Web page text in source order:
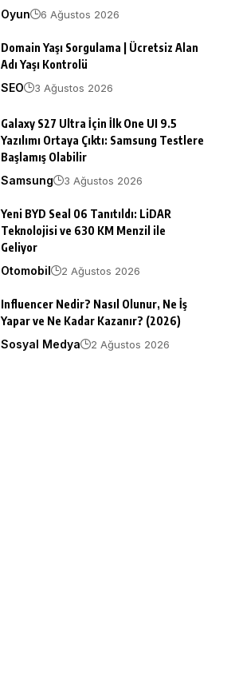
Oyun
6 Ağustos 2026
Domain Yaşı Sorgulama | Ücretsiz Alan
Adı Yaşı Kontrolü
SEO
3 Ağustos 2026
Galaxy S27 Ultra İçin İlk One UI 9.5
Yazılımı Ortaya Çıktı: Samsung Testlere
Başlamış Olabilir
Samsung
3 Ağustos 2026
Yeni BYD Seal 06 Tanıtıldı: LiDAR
Teknolojisi ve 630 KM Menzil ile
Geliyor
Otomobil
2 Ağustos 2026
Influencer Nedir? Nasıl Olunur, Ne İş
Yapar ve Ne Kadar Kazanır? (2026)
Sosyal Medya
2 Ağustos 2026